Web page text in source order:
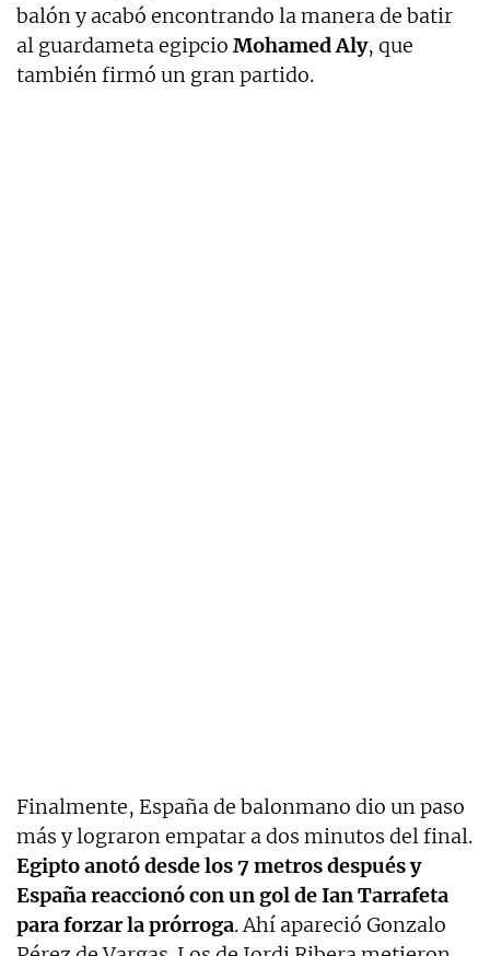
balón y acabó encontrando la manera de batir
al guardameta egipcio Mohamed Aly, que
también firmó un gran partido.
Finalmente, España de balonmano dio un paso
más y lograron empatar a dos minutos del final.
Egipto anotó desde los 7 metros después y
España reaccionó con un gol de Ian Tarrafeta
para forzar la prórroga. Ahí apareció Gonzalo